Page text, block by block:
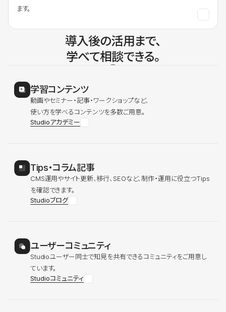
ます。
導入後の活用まで、
学べて相談できる。
学習コンテンツ
動画やセミナー・記事・ワークショップなど、
使い方を学べるコンテンツを多数ご用意。
Studioアカデミー
Tips・コラム記事
CMS運用やサイト更新、移行、SEOなど、制作・運用に役立つTips
を確認できます。
Studioブログ
ユーザーコミュニティ
Studioユーザー同士で知見を共有できるコミュニティをご用意し
ています。
Studioコミュニティ